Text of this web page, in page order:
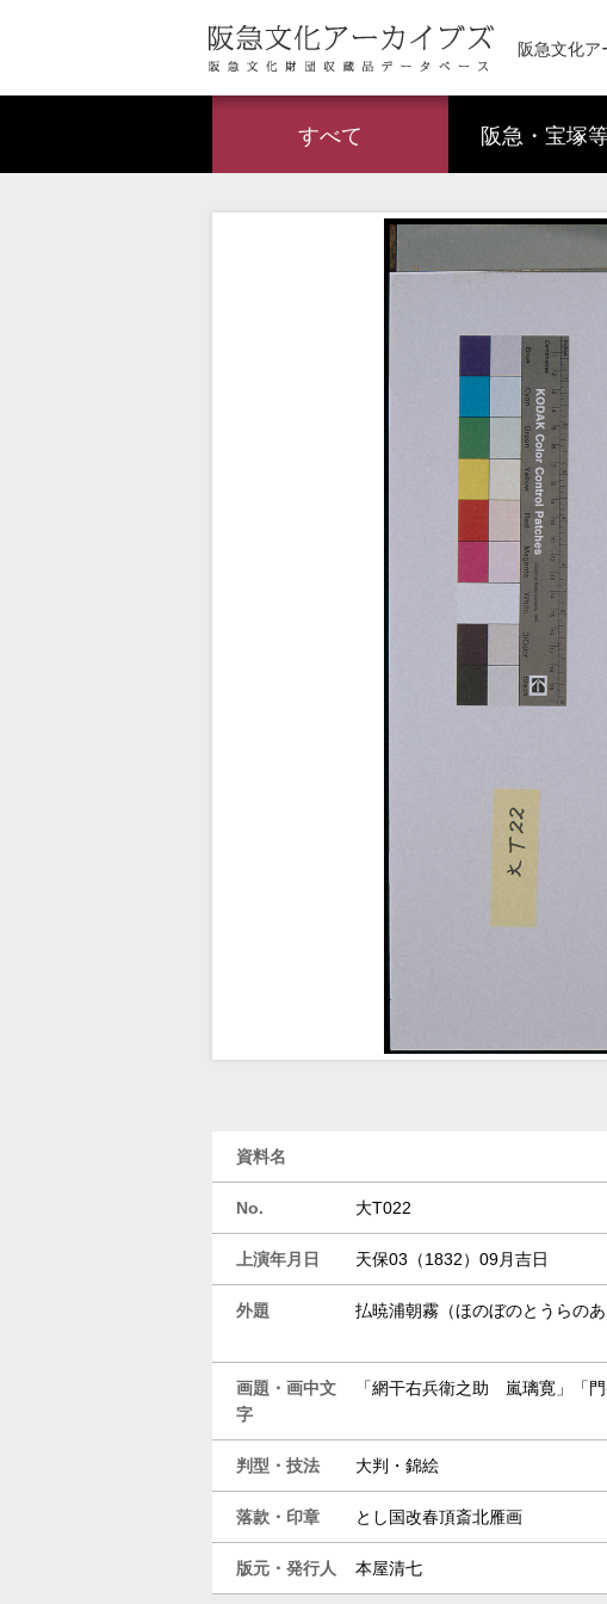
阪急文化ア
すべて 阪急・宝塚
資料名
No. 大T022
上演年月日 天保03（1832）09月吉日
外題 払暁浦朝霧（ほのぼのとうらのあ
画題・画中文
字
「網干右兵衛之助 嵐璃寛」「
判型・技法 大判・錦絵
落款・印章 とし国改春頂斎北雁画
版元・発行人 本屋清七